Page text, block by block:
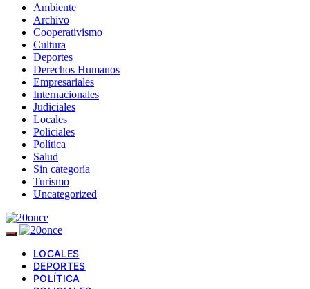
Ambiente
Archivo
Cooperativismo
Cultura
Deportes
Derechos Humanos
Empresariales
Internacionales
Judiciales
Locales
Policiales
Política
Salud
Sin categoría
Turismo
Uncategorized
LOCALES
DEPORTES
POLÍTICA